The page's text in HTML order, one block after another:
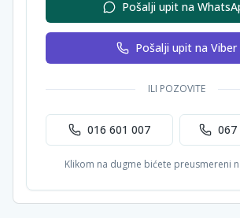
Pošalji upit na
Pošalji upit na Viber
ILI POZOVITE
016 601 007 067
Klikom na dugme bićete preusmereni